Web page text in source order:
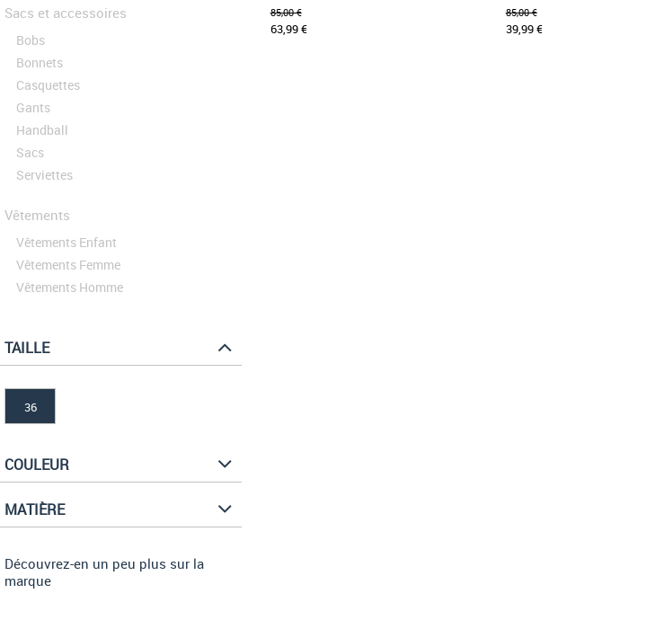
Sacs et accessoires
Bobs
Bonnets
Casquettes
Gants
Handball
Sacs
Serviettes
Vêtements
Vêtements Enfant
Vêtements Femme
Vêtements Homme
TAILLE
36
COULEUR
MATIÈRE
Découvrez-en un peu plus sur la
marque
85,00 €
63,99 €
85,00 €
39,99 €